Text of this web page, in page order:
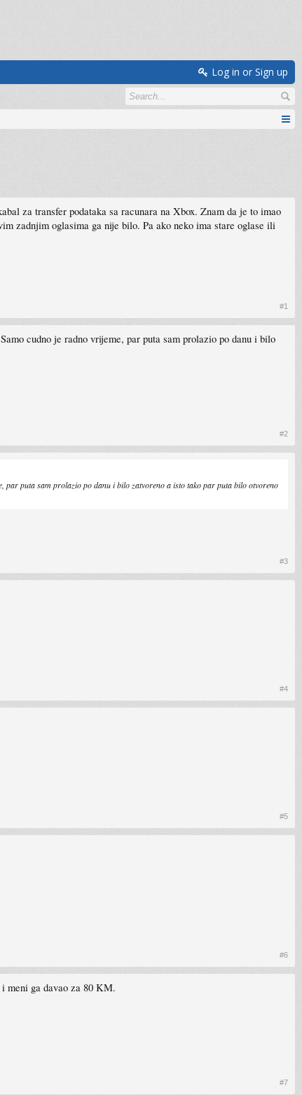
Log in or Sign up
za transfer podataka sa racunara na Xbox. Znam da je to imao
zadnjim oglasima ga nije bilo. Pa ako neko ima stare oglase ili
#1
cudno je radno vrijeme, par puta sam prolazio po danu i bilo
#2
par puta sam prolazio po danu i bilo zatvoreno a isto tako par puta bilo otvoreno
#3
#4
#5
#6
meni ga davao za 80 KM.
#7